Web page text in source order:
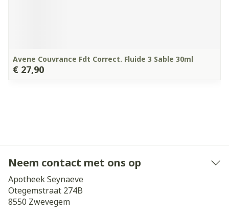
Avene Couvrance Fdt Correct. Fluide 3 Sable 30ml
€ 27,90
Neem contact met ons op
Apotheek Seynaeve
Otegemstraat 274B
8550 Zwevegem